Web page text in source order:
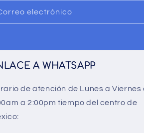
electrónico
A WHATSAPP
de atención de Lunes a Viernes
a 2:00pm tiempo del centro de